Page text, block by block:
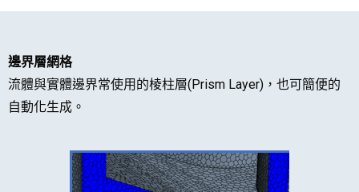
邊界層網格
流體與實體邊界常使用的棱柱層(Prism Layer)，也可簡便的
自動化生成。